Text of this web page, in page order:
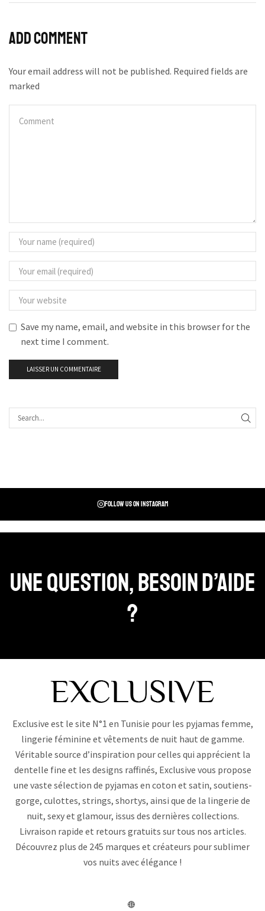
Add comment
Your email address will not be published. Required fields are
marked
Save my name, email, and website in this browser for the
next time I comment.
Follow us on instagram
Une question, Besoin d’aide
?
Exclusive est le site N°1 en Tunisie pour les pyjamas femme,
lingerie féminine et vêtements de nuit haut de gamme.
Véritable source d’inspiration pour celles qui apprécient la
dentelle fine et les designs raffinés, Exclusive vous propose
une vaste sélection de pyjamas en coton et satin, soutiens-
gorge, culottes, strings, shortys, ainsi que de la lingerie de
nuit, sexy et glamour, issus des dernières collections.
Livraison rapide et retours gratuits sur tous nos articles.
Découvrez plus de 245 marques et créateurs pour sublimer
vos nuits avec élégance !